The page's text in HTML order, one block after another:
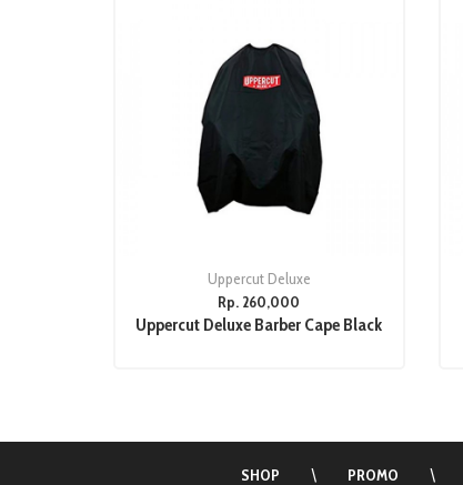
Uppercut Deluxe
Rp. 260,000
Uppercut Deluxe Barber Cape Black
SHOP \ PROMO \